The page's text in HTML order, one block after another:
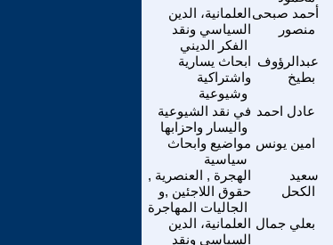
العلمانية، الدين
السياسي ونقد
الفكر الديني
أحمد صبحى
منصور
ابحاث يسارية
واشتراكية
وشيوعية
عبدالرؤوف
بطيخ
في نقد الشيوعية
واليسار واحزابها
عادل احمد
مواضيع وابحاث
سياسية
امين يونس
الهجرة , العنصرية ,
حقوق اللاجئين ,و
الجاليات المهاجرة
سعيد
الكحل
العلمانية، الدين
السياسي ونقد
بعلي جمال